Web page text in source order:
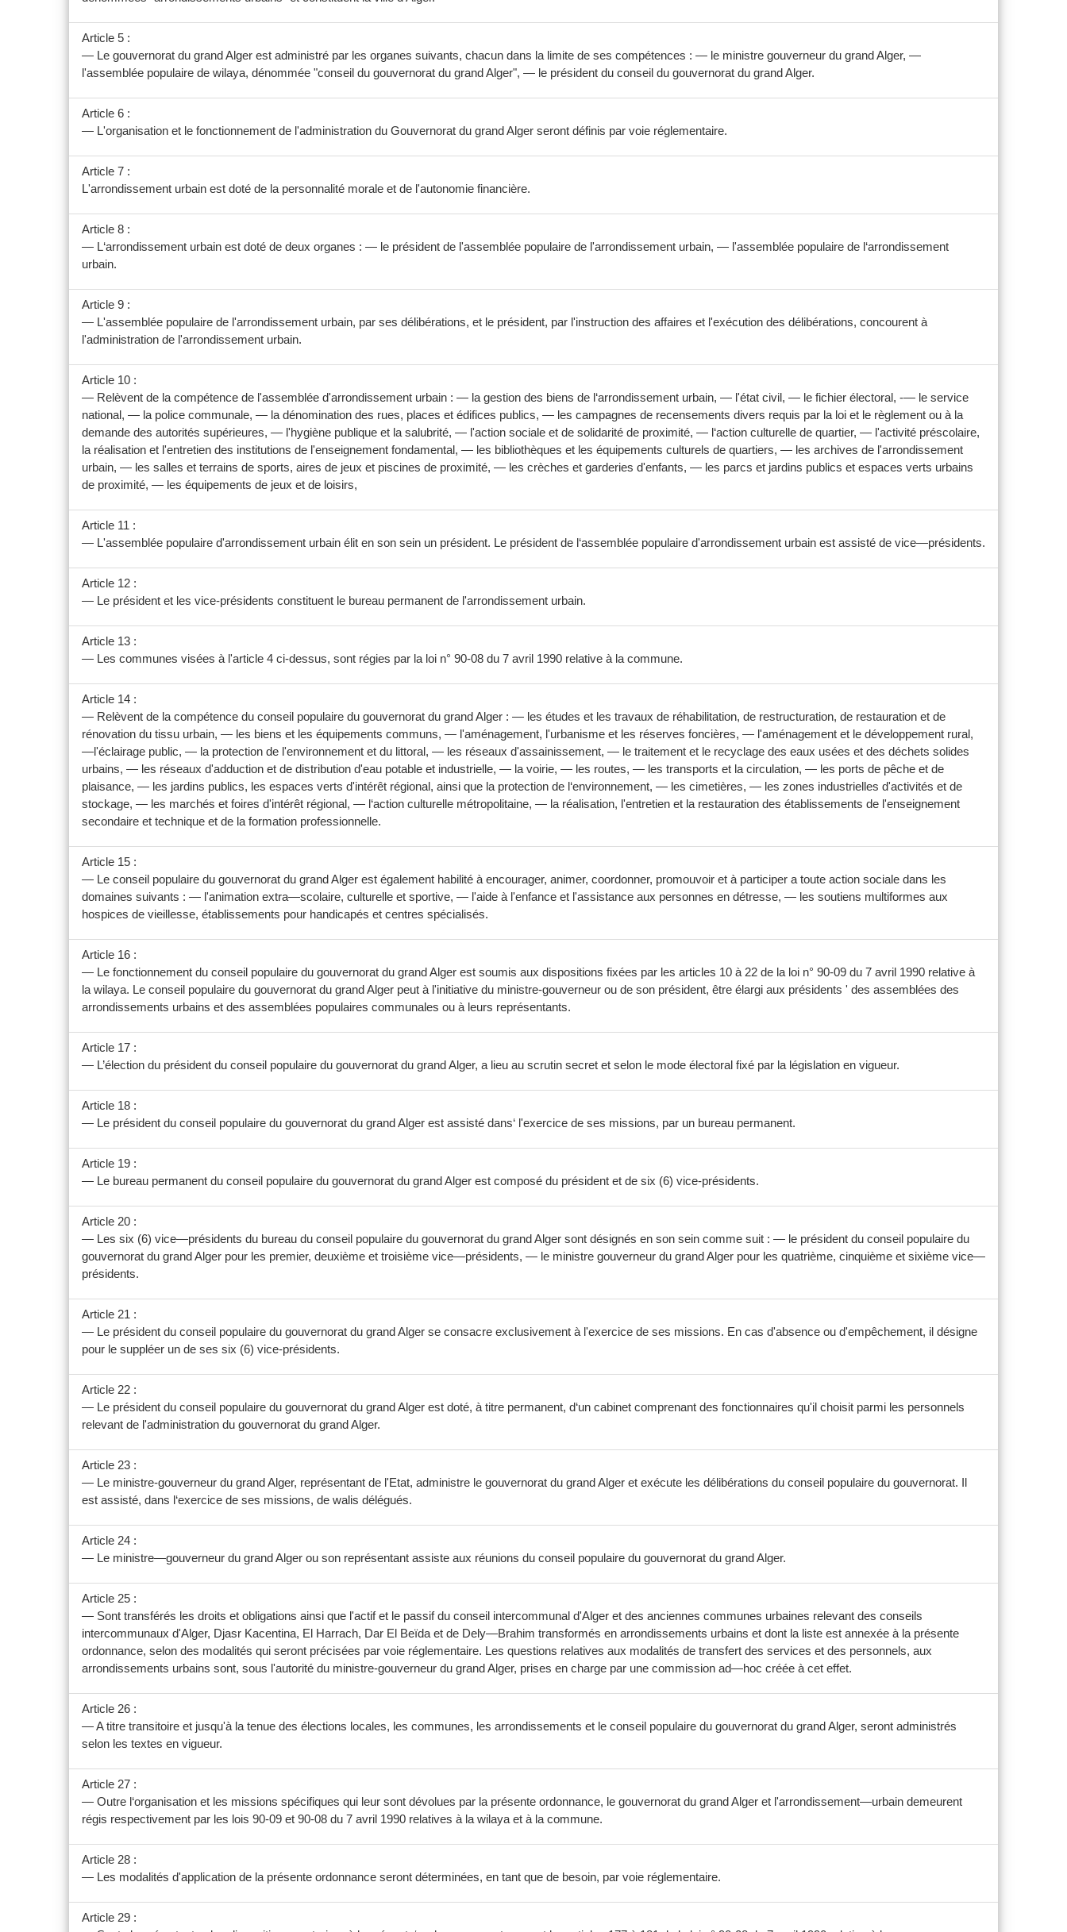
Article 5 :
— Le gouvernorat du grand Alger est administré par les organes suivants, chacun dans la limite de ses compétences : — le ministre gouverneur du grand Alger, —
l'assemblée populaire de wilaya, dénommée "conseil du gouvernorat du grand Alger", — le président du conseil du gouvernorat du grand Alger.
Article 6 :
— L'organisation et le fonctionnement de l'administration du Gouvernorat du grand Alger seront définis par voie réglementaire.
Article 7 :
L'arrondissement urbain est doté de la personnalité morale et de l'autonomie financière.
Article 8 :
— L‘arrondissement urbain est doté de deux organes : — le président de l'assemblée populaire de l'arrondissement urbain, — l'assemblée populaire de l‘arrondissement
urbain.
Article 9 :
— L'assemblée populaire de l'arrondissement urbain, par ses délibérations, et le président, par l'instruction des affaires et l'exécution des délibérations, concourent à
l'administration de l'arrondissement urbain.
Article 10 :
— Relèvent de la compétence de l'assemblée d'arrondissement urbain : — la gestion des biens de l‘arrondissement urbain, — l'état civil, — le fichier électoral, -— le service
national, — la police communale, — la dénomination des rues, places et édifices publics, — les campagnes de recensements divers requis par la loi et le règlement ou à la
demande des autorités supérieures, — l'hygiène publique et la salubrité, — l'action sociale et de solidarité de proximité, — l‘action culturelle de quartier, — l'activité préscolaire,
la réalisation et l'entretien des institutions de l'enseignement fondamental, — les bibliothèques et les équipements culturels de quartiers, — les archives de l'arrondissement
urbain, — les salles et terrains de sports, aires de jeux et piscines de proximité, — les crèches et garderies d'enfants, — les parcs et jardins publics et espaces verts urbains
de proximité, — les équipements de jeux et de loisirs,
Article 11 :
— L'assemblée populaire d'arrondissement urbain élit en son sein un président. Le président de l‘assemblée populaire d'arrondissement urbain est assisté de vice—présidents.
Article 12 :
— Le président et les vice-présidents constituent le bureau permanent de l'arrondissement urbain.
Article 13 :
— Les communes visées à l'article 4 ci-dessus, sont régies par la loi n° 90-08 du 7 avril 1990 relative à la commune.
Article 14 :
— Relèvent de la compétence du conseil populaire du gouvernorat du grand Alger : — les études et les travaux de réhabilitation, de restructuration, de restauration et de
rénovation du tissu urbain, — les biens et les équipements communs, — l'aménagement, l'urbanisme et les réserves foncières, — l'aménagement et le développement rural,
—l'éclairage public, — la protection de l'environnement et du littoral, — les réseaux d'assainissement, — le traitement et le recyclage des eaux usées et des déchets solides
urbains, — les réseaux d'adduction et de distribution d'eau potable et industrielle, — la voirie, — les routes, — les transports et la circulation, — les ports de pêche et de
plaisance, — les jardins publics, les espaces verts d'intérêt régional, ainsi que la protection de l‘environnement, — les cimetières, — les zones industrielles d'activités et de
stockage, — les marchés et foires d'intérêt régional, — l‘action culturelle métropolitaine, — la réalisation, l'entretien et la restauration des établissements de l'enseignement
secondaire et technique et de la formation professionnelle.
Article 15 :
— Le conseil populaire du gouvernorat du grand Alger est également habilité à encourager, animer, coordonner, promouvoir et à participer a toute action sociale dans les
domaines suivants : — l'animation extra—scolaire, culturelle et sportive, — l'aide à l'enfance et l'assistance aux personnes en détresse, — les soutiens multiformes aux
hospices de vieillesse, établissements pour handicapés et centres spécialisés.
Article 16 :
— Le fonctionnement du conseil populaire du gouvernorat du grand Alger est soumis aux dispositions fixées par les articles 10 à 22 de la loi n° 90-09 du 7 avril 1990 relative à
la wilaya. Le conseil populaire du gouvernorat du grand Alger peut à l'initiative du ministre-gouverneur ou de son président, être élargi aux présidents ' des assemblées des
arrondissements urbains et des assemblées populaires communales ou à leurs représentants.
Article 17 :
— L’élection du président du conseil populaire du gouvernorat du grand Alger, a lieu au scrutin secret et selon le mode électoral fixé par la législation en vigueur.
Article 18 :
— Le président du conseil populaire du gouvernorat du grand Alger est assisté dans‘ l'exercice de ses missions, par un bureau permanent.
Article 19 :
— Le bureau permanent du conseil populaire du gouvernorat du grand Alger est composé du président et de six (6) vice-présidents.
Article 20 :
— Les six (6) vice—présidents du bureau du conseil populaire du gouvernorat du grand Alger sont désignés en son sein comme suit : — le président du conseil populaire du
gouvernorat du grand Alger pour les premier, deuxième et troisième vice—présidents, — le ministre gouverneur du grand Alger pour les quatrième, cinquième et sixième vice—
présidents.
Article 21 :
— Le président du conseil populaire du gouvernorat du grand Alger se consacre exclusivement à l'exercice de ses missions. En cas d'absence ou d'empêchement, il désigne
pour le suppléer un de ses six (6) vice-présidents.
Article 22 :
— Le président du conseil populaire du gouvernorat du grand Alger est doté, à titre permanent, d‘un cabinet comprenant des fonctionnaires qu'il choisit parmi les personnels
relevant de l'administration du gouvernorat du grand Alger.
Article 23 :
— Le ministre-gouverneur du grand Alger, représentant de l'Etat, administre le gouvernorat du grand Alger et exécute les délibérations du conseil populaire du gouvernorat. Il
est assisté, dans l‘exercice de ses missions, de walis délégués.
Article 24 :
— Le ministre—gouverneur du grand Alger ou son représentant assiste aux réunions du conseil populaire du gouvernorat du grand Alger.
Article 25 :
— Sont transférés les droits et obligations ainsi que l'actif et le passif du conseil intercommunal d'Alger et des anciennes communes urbaines relevant des conseils
intercommunaux d'Alger, Djasr Kacentina, El Harrach, Dar El Beïda et de Dely—Brahim transformés en arrondissements urbains et dont la liste est annexée à la présente
ordonnance, selon des modalités qui seront précisées par voie réglementaire. Les questions relatives aux modalités de transfert des services et des personnels, aux
arrondissements urbains sont, sous l'autorité du ministre-gouverneur du grand Alger, prises en charge par une commission ad—hoc créée à cet effet.
Article 26 :
— A titre transitoire et jusqu'à la tenue des élections locales, les communes, les arrondissements et le conseil populaire du gouvernorat du grand Alger, seront administrés
selon les textes en vigueur.
Article 27 :
— Outre l‘organisation et les missions spécifiques qui leur sont dévolues par la présente ordonnance, le gouvernorat du grand Alger et l'arrondissement—urbain demeurent
régis respectivement par les lois 90-09 et 90-08 du 7 avril 1990 relatives à la wilaya et à la commune.
Article 28 :
— Les modalités d'application de la présente ordonnance seront déterminées, en tant que de besoin, par voie réglementaire.
Article 29 :